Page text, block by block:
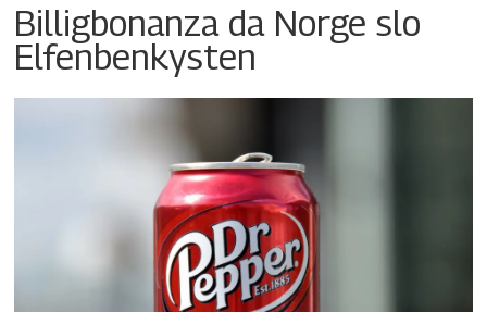
Billigbonanza da Norge slo
Elfenbenkysten